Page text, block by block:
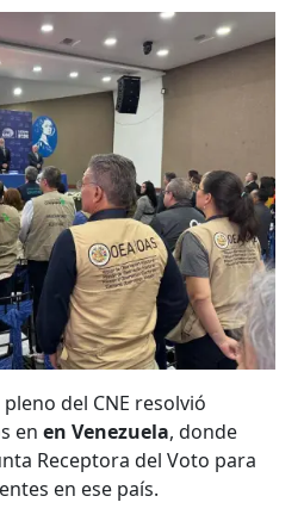
del CNE resolvió
enen Venezuela, donde
Receptora del Voto para
en ese país.